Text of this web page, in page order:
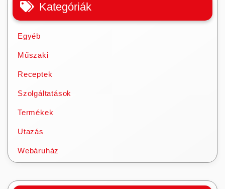
Kategóriák
Egyéb
Műszaki
Receptek
Szolgáltatások
Termékek
Utazás
Webáruház